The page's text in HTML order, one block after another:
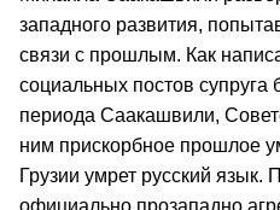
западного развития,
связи с прошлым. Как
социальных постов
периода Саакашвили,
ним прискорбное прошлое
Грузии умрет русский язык.
официально прозападно